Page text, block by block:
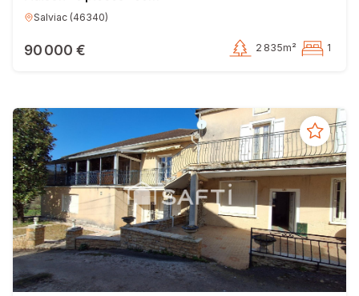
Salviac (46340)
90 000 € 2 835m² 1